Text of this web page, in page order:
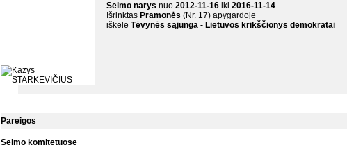
Seimo narys nuo 2012-11-16iki 2016-11-14.
Išrinktas Pramonės (Nr. 17) apygardoje
iškėlė Tėvynės sąjunga - Lietuvos krikščionys demokratai
Pareigos
Seimo komitetuose